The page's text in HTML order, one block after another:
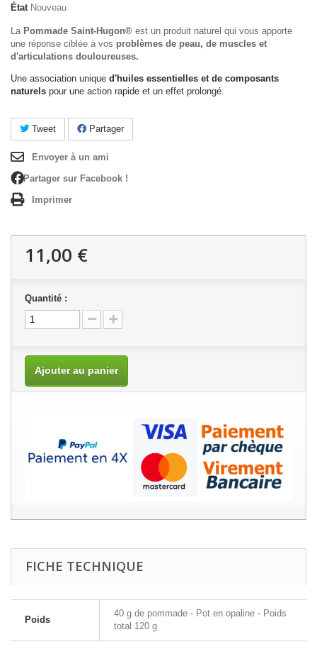
État Nouveau
La Pommade Saint-Hugon® est un produit naturel qui vous apporte
une réponse ciblée à vos problèmes de peau, de muscles et
d'articulations douloureuses.
Une association unique d'huiles essentielles et de composants
naturels pour une action rapide et un effet prolongé.
Tweet Partager
Envoyer à un ami
Partager sur Facebook !
Imprimer
11,00 €
Quantité :
Ajouter au panier
FICHE TECHNIQUE
Poids
40 g de pommade - Pot en opaline - Poids
total 120 g